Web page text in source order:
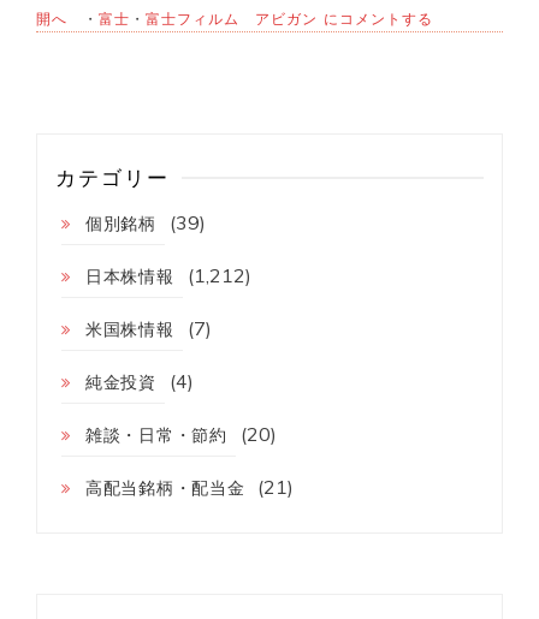
開へ
・ 富士 ・ 富士フィルム アビガン 富
士
にコメントする
カテゴリー
個別銘柄 (39)
日本株情報 (1,212)
米国株情報 (7)
純金投資 (4)
雑談・日常・節約 (20)
高配当銘柄・配当金 (21)